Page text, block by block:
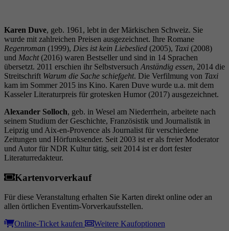
Karen Duve, geb. 1961, lebt in der Märkischen Schweiz. Sie
wurde mit zahlreichen Preisen ausgezeichnet. Ihre Romane
Regenroman (1999), Dies ist kein Liebeslied (2005), Taxi (2008)
und Macht(2016) waren Bestseller und sind in 14 Sprachen
übersetzt. 2011 erschien ihr Selbstversuch Anständig essen, 2014 die
Streitschrift Warum die Sache schiefgeht. Die Verfilmung von Taxi
kam im Sommer 2015 ins Kino. Karen Duve wurde u.a. mit dem
Kasseler Literaturpreis für grotesken Humor (2017) ausgezeichnet.
Alexander Solloch, geb. in Wesel am Niederrhein, arbeitete nach
seinem Studium der Geschichte, Französistik und Journalistik in
Leipzig und Aix-en-Provence als Journalist für verschiedene
Zeitungen und Hörfunksender. Seit 2003 ist er als freier Moderator
und Autor für NDR Kultur tätig, seit 2014 ist er dort fester
Literaturredakteur.
Kartenvorverkauf
Für diese Veranstaltung erhalten Sie Karten direkt online oder an
allen örtlichen Eventim-Vorverkaufsstellen.
Online-Ticket kaufen
Weitere Kaufoptionen
Website verwendet worden ist.